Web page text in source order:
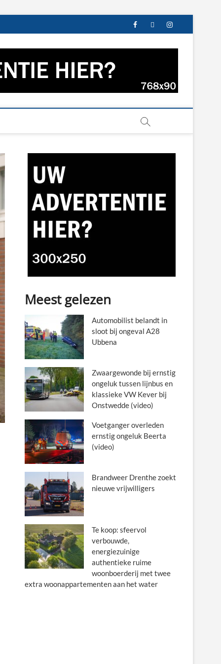
facebooktwitterinstagram
Groningen en
Meest gelezen
Automobilist belandt in
sloot bij ongeval A28
Ubbena
Zwaargewonde bij ernstig
ongeluk tussen lijnbus en
klassieke VW Kever bij
Onstwedde (video)
Voetganger overleden
ernstig ongeluk Beerta
(video)
Brandweer Drenthe zoekt
nieuwe vrijwilligers
Te koop: sfeervol
verbouwde,
energiezuinige
authentieke ruime
woonboerderij met twee
extra woonappartementen aan het water